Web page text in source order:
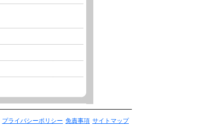
プライバシーポリシー 免責事項 サイトマップ